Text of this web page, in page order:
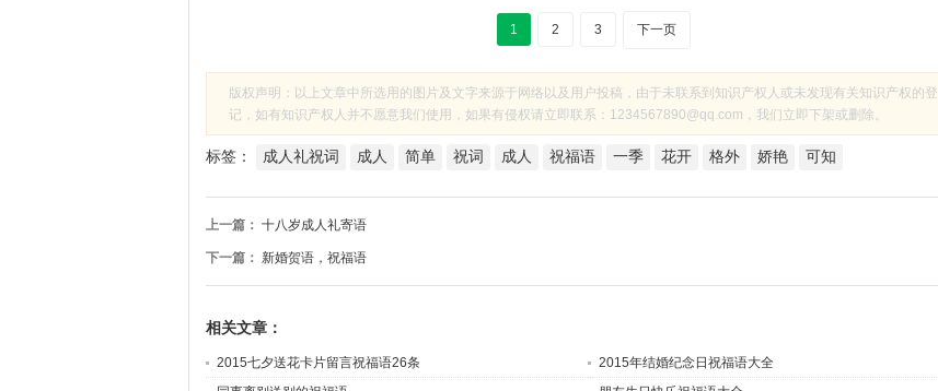
1 2 3 下一页
版权声明：以上文章中所选用的图片及文字来源于网络以及用户投稿，由于未联系到知识产权人或未发现有关知识产权的登
记，如有知识产权人并不愿意我们使用，如果有侵权请立即联系：1234567890@qq.com，我们立即下架或删除。
标签： 成人礼祝词 成人 简单 祝词 成人 祝福语 一季 花开 格外 娇艳 可知
上一篇： 十八岁成人礼寄语
下一篇： 新婚贺语，祝福语
相关文章：
2015七夕送花卡片留言祝福语26条
2015年结婚纪念日祝福语大全